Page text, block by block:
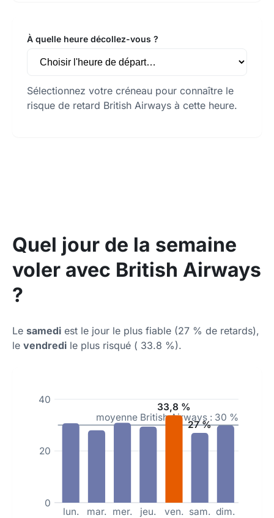
À quelle heure décollez-vous ?
Sélectionnez votre créneau pour connaître le
risque de retard British Airways à cette heure.
Quel jour de la semaine
voler avec British Airways
?
Le samedi est le jour le plus fiable (27 % de retards),
le vendredi le plus risqué ( 33.8 %).
0
20
40
moyenne British Airways : 30 %
lun. mar. mer. jeu.
33,8 %
ven.
27 %
sam. dim.